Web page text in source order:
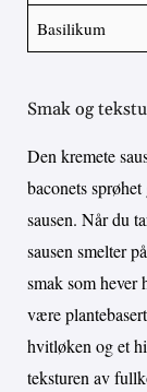
Basilikum
Smak og
Den kremete
baconets
sausen. Når du
sausen smelter
smak som hever
være
hvitløken og et
teksturen av